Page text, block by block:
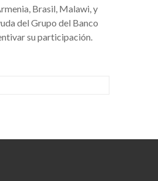
Brasil, Malawi, y
del Grupo del Banco
su participación.